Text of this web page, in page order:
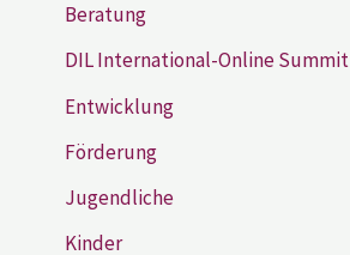
Beratung
DIL International-Online Summit
Entwicklung
Förderung
Jugendliche
Kinder